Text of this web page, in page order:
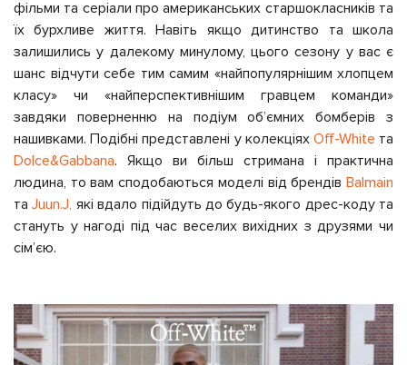
фільми та серіали про американських старшокласників та
їх бурхливе життя. Навіть якщо дитинство та школа
залишились у далекому минулому, цього сезону у вас є
шанс відчути себе тим самим «найпопулярнішим хлопцем
класу» чи «найперспективнішим гравцем команди»
завдяки поверненню на подіум об’ємних бомберів з
нашивками. Подібні представлені у колекціях Off-White та
Dolce&Gabbana. Якщо ви більш стримана і практична
людина, то вам сподобаються моделі від брендів Balmain
таJuun.J, які вдало підійдуть до будь-якого дрес-коду та
стануть у нагоді під час веселих вихідних з друзями чи
сім’єю.